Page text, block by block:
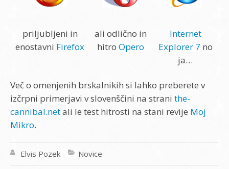
priljubljeni in
enostavni Firefox
ali odlično in
hitro Opero
Internet
Explorer 7 no
ja…
Več o omenjenih brskalnikih si lahko preberete v
izčrpni primerjavi v slovenščini na strani the-
cannibal.netali le test hitrosti na stani revije Moj
Mikro.
Elvis Pozek Novice